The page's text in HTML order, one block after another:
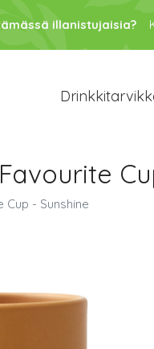
illanistujaisia?
- Sunshine